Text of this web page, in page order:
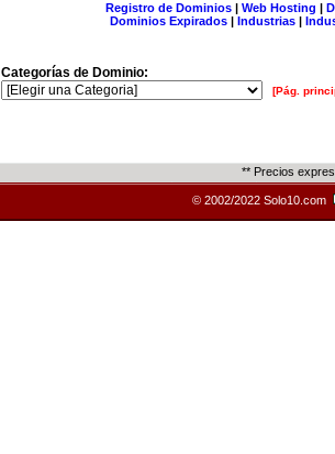
Registro de Dominios| Web Hosting |
Dominios Expirados | Industrias |
Categorías de Dominio:
[Pág.
** Precios
© 2002/2022 Solo10.com